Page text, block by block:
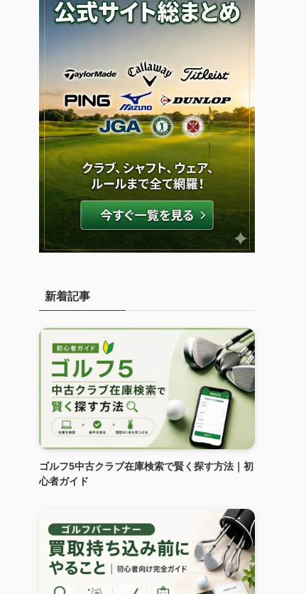
新着記事
ゴルフ5中古クラブ在庫検索で賢く探す方法｜初
心者ガイド